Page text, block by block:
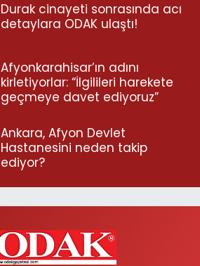
Durak cinayeti sonrasında acı
detaylara ODAK ulaştı!
Afyonkarahisar’ın adını
kirletiyorlar: “İlgilileri harekete
geçmeye davet ediyoruz”
Ankara, Afyon Devlet
Hastanesini neden takip
ediyor?